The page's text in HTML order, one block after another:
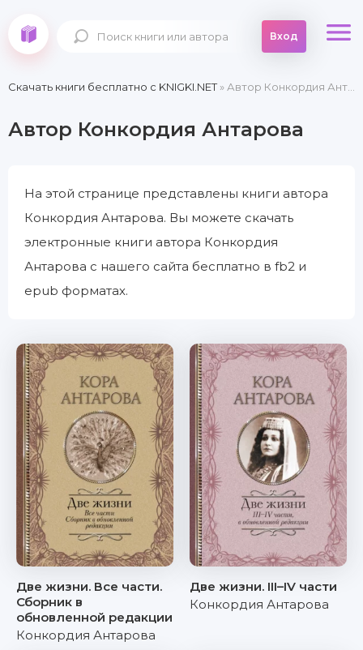
Вход
Скачать книги бесплатно c KNIGKI.NET» Автор Конкордия Антарова
Автор Конкордия Антарова
На этой странице представлены книги автора
Конкордия Антарова. Вы можете скачать
электронные книги автора Конкордия
Антарова с нашего сайта бесплатно в fb2 и
epub форматах.
Две жизни. Все части.
Сборник в
обновленной редакции
Конкордия Антарова
Две жизни. III–IV части
Конкордия Антарова